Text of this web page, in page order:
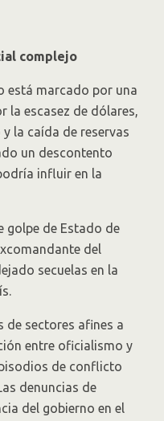
complejo
está marcado por una
la escasez de dólares,
la caída de reservas
un descontento
influir en la
golpe de Estado de
del
secuelas en la
de sectores afines a
entre oficialismo y
de conflicto
denuncias de
del gobierno en el